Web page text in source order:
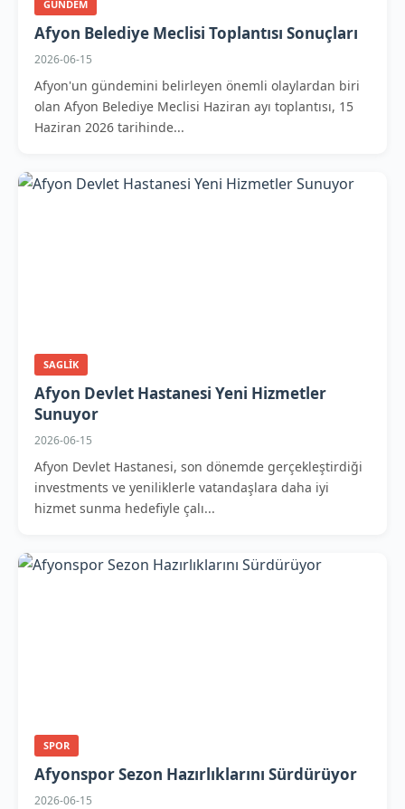
GUNDEM
Afyon Belediye Meclisi Toplantısı Sonuçları
2026-06-15
Afyon'un gündemini belirleyen önemli olaylardan biri
olan Afyon Belediye Meclisi Haziran ayı toplantısı, 15
Haziran 2026 tarihinde...
SAGLIK
Afyon Devlet Hastanesi Yeni Hizmetler
Sunuyor
2026-06-15
Afyon Devlet Hastanesi, son dönemde gerçekleştirdiği
investments ve yeniliklerle vatandaşlara daha iyi
hizmet sunma hedefiyle çalı...
SPOR
Afyonspor Sezon Hazırlıklarını Sürdürüyor
2026-06-15